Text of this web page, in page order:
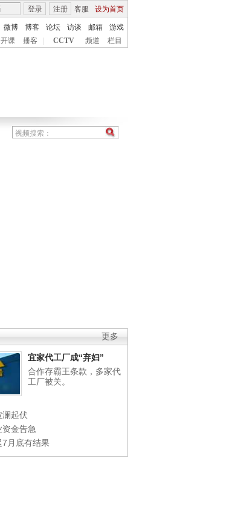
客服 设为首页
登录 注册
微博 博客 论坛 访谈 邮箱
游戏
课 播客 CCTV 频道 栏目
更多
宜家代工厂成“弃妇”
合作存霸王条款，多家代
工厂被关。
澜起伏
资金告急
月底有结果